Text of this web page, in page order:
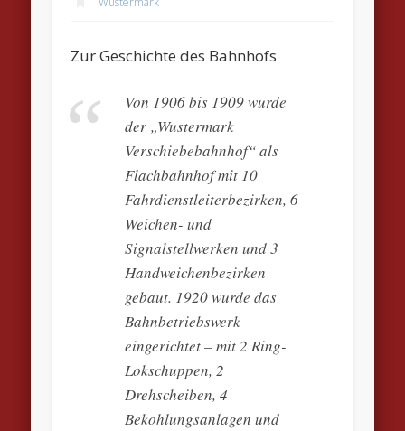
Zur Geschichte des Bahnhofs
Von 1906 bis 1909 wurde
der „Wustermark
Verschiebebahnhof“ als
Flachbahnhof mit 10
Fahrdienstleiterbezirken, 6
Weichen- und
Signalstellwerken und 3
Handweichenbezirken
gebaut. 1920 wurde das
Bahnbetriebswerk
eingerichtet – mit 2 Ring-
Lokschuppen, 2
Drehscheiben, 4
Bekohlungsanlagen und